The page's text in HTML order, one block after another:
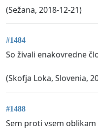
(Sežana, 2018-12-21)
#1484
So živali enakovredne
(Skofja Loka, Slovenia,
#1488
Sem proti vsem oblikam